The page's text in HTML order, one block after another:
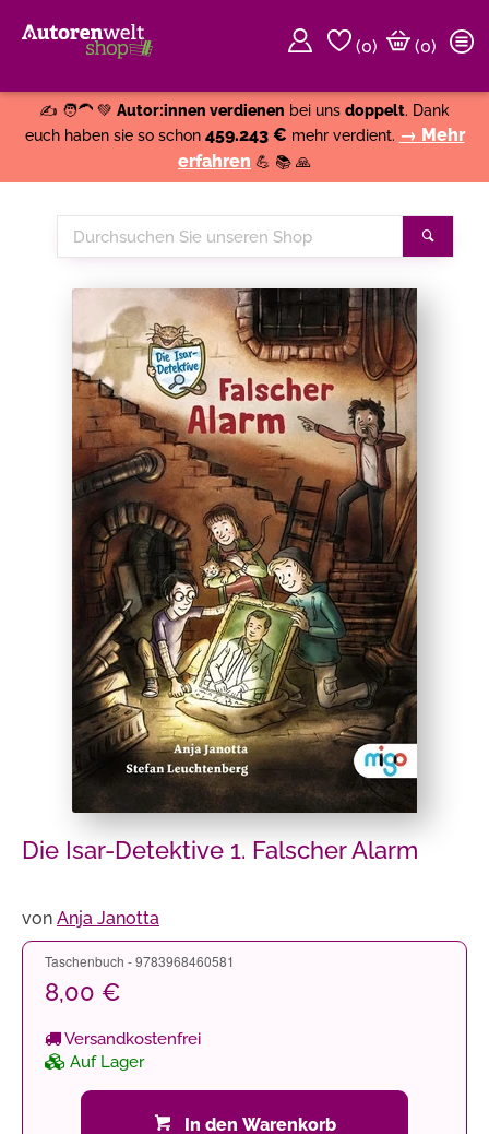
(0)
(0)
✍️ 🧑‍🦱 💚 Autor:innen verdienen bei uns doppelt. Dank
euch haben sie so schon 459.243 € mehr verdient. → Mehr
erfahren 💪 📚 🙏
Durchsuchen
Sie
Die Isar-Detektive 1. Falscher Alarm
von Anja Janotta
Taschenbuch - 9783968460581
8,00 €
Versandkostenfrei
Auf Lager
In den Warenkorb